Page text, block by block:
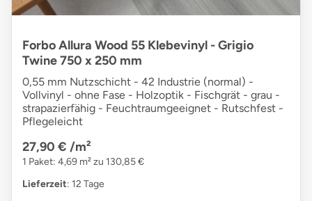
Forbo Allura Wood 55 Klebevinyl - Grigio
Twine 750 x 250 mm
0,55 mm Nutzschicht - 42 Industrie (normal) -
Vollvinyl - ohne Fase - Holzoptik - Fischgrät - grau -
strapazierfähig - Feuchtraumgeeignet - Rutschfest -
Pflegeleicht
27,90 € /m²
1 Paket: 4,69 m² zu 130,85 €
Lieferzeit: 12 Tage